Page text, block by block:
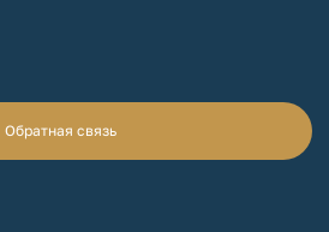
Обратная связь